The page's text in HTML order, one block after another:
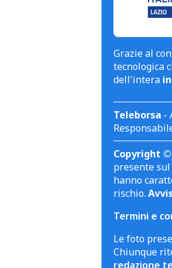
Grazie al
tecnologica
dell'intera
Teleborsa -
Copyright ©
presente
hanno
rischio.
Termini e
Le foto
Chiunque
redazione